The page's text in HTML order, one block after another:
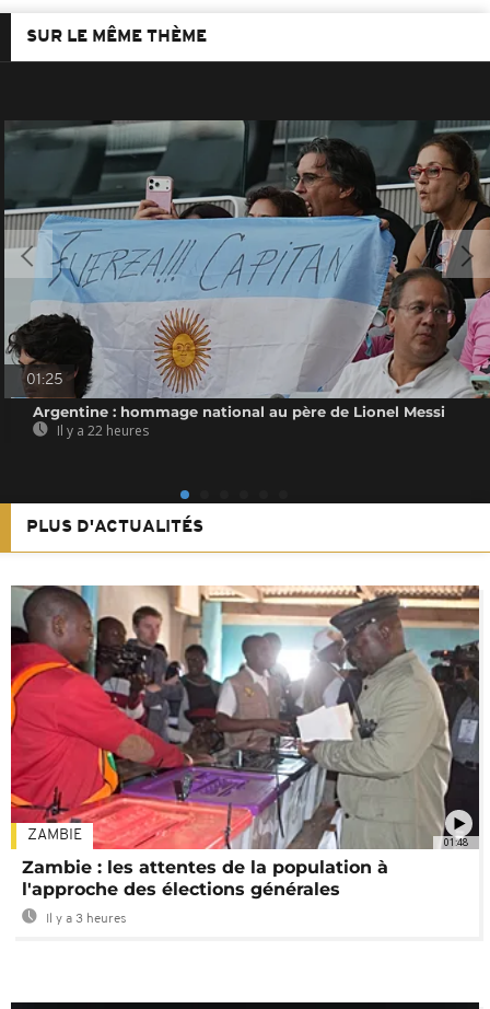
SUR LE MÊME THÈME
01:25
Argentine : hommage national au père de Lionel Messi
Il y a 22 heures
PLUS D'ACTUALITÉS
01:48
ZAMBIE
Zambie : les attentes de la population à
l'approche des élections générales
Il y a 3 heures